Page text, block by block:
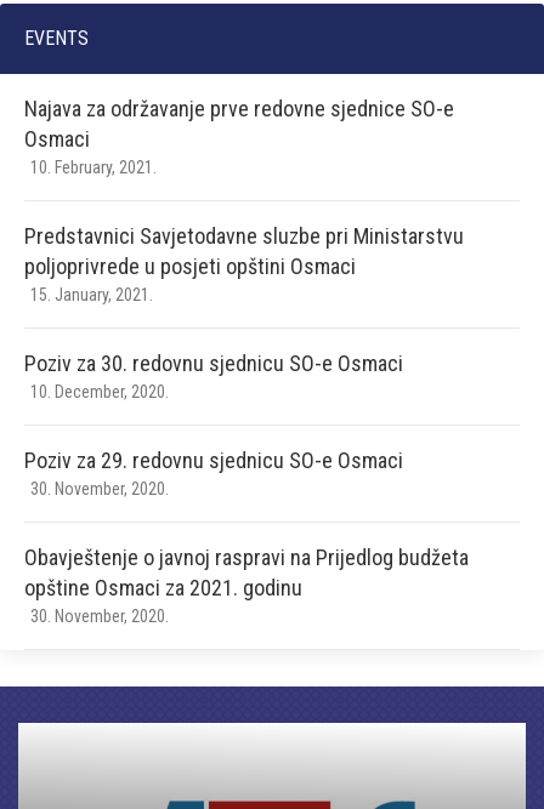
EVENTS
Najava za održavanje prve redovne sjednice SO-e
Osmaci
10. February, 2021.
Predstavnici Savjetodavne sluzbe pri Ministarstvu
poljoprivrede u posjeti opštini Osmaci
15. January, 2021.
Poziv za 30. redovnu sjednicu SO-e Osmaci
10. December, 2020.
Poziv za 29. redovnu sjednicu SO-e Osmaci
30. November, 2020.
Obavještenje o javnoj raspravi na Prijedlog budžeta
opštine Osmaci za 2021. godinu
30. November, 2020.